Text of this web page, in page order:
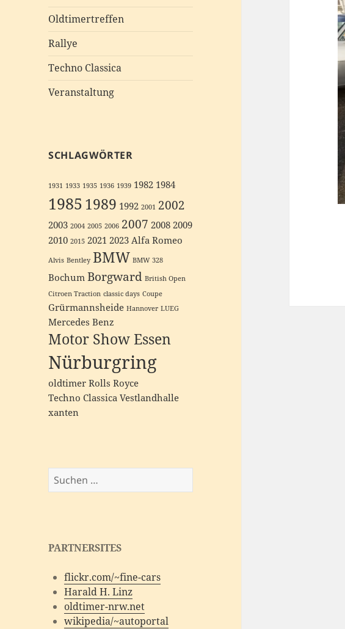
Oldtimertreffen
Rallye
Techno Classica
Veranstaltung
SCHLAGWÖRTER
1931 1933 1935 1936 1939 1982 1984
19851989 1992 2001 2002
2003 2004 2005 2006 2007 20082009
2010 2015 2021 2023Alfa Romeo
Alvis Bentley BMW BMW 328
BochumBorgward British Open
Citroen Traction classic days Coupe
Grürmannsheide Hannover LUEG
Mercedes Benz
Motor Show Essen
Nürburgring
oldtimerRolls Royce
Techno ClassicaVestlandhalle
xanten
Suchen
nach:
PARTNERSITES
flickr.com/~fine-cars
Harald H. Linz
oldtimer-nrw.net
wikipedia/~autoportal